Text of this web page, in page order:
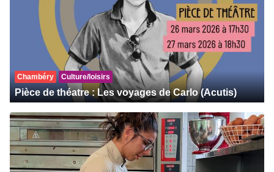
Chambéry Culture/loisirs
Pièce de théatre : Les voyages de Carlo (Acutis)